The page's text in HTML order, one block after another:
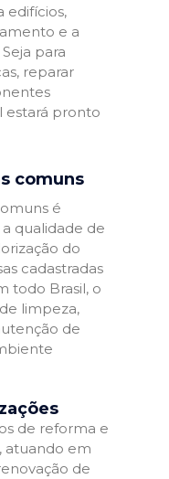
edifícios,
e a
para
reparar
estará pronto
comuns
é
qualidade de
do
cadastradas
todo Brasil, o
limpeza,
de
de reforma e
atuando em
de